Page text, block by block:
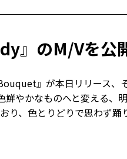
』のM/Vを公
』が本日リリース
やかなものへと変える
り、色とりどりで思わず